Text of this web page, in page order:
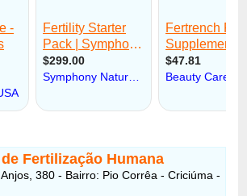
Fertilização Humana
380 - Bairro: Pio Corrêa - Criciúma -